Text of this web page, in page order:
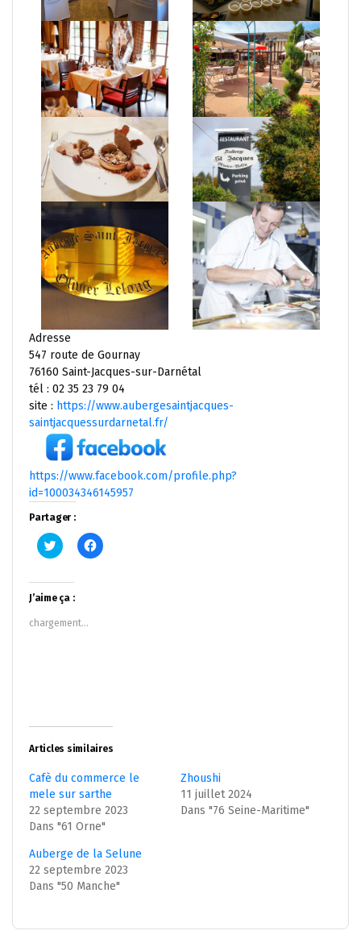
Adresse
547 route de Gournay
76160 Saint-Jacques-sur-Darnétal
tél : 02 35 23 79 04
site : https://www.aubergesaintjacques-
saintjacquessurdarnetal.fr/
https://www.facebook.com/profile.php?
id=100034346145957
Partager :
Cliquez
pour
Twitter(ouvre
dans
une
nouvelle
fenêtre)
Cliquez
pour
J’aime ça :
chargement…
Articles similaires
Cafè du commerce le
mele sur sarthe
22 septembre 2023
Dans "61 Orne"
Zhoushi
11 juillet 2024
Dans "76 Seine-Maritime"
Auberge de la Selune
22 septembre 2023
Dans "50 Manche"